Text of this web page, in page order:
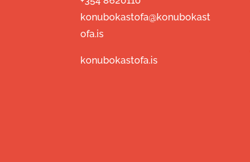
konubokastofa@konubokast
ofa.is
konubokastofa.is